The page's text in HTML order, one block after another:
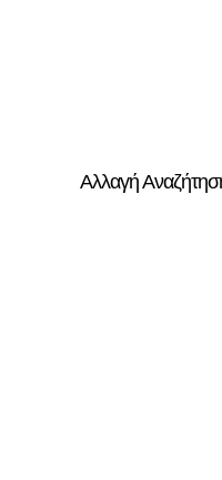
Αλλαγή